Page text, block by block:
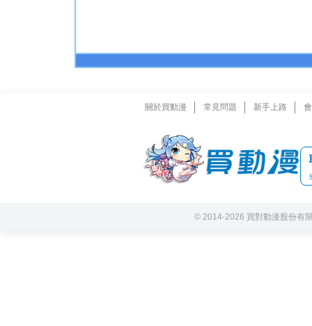
關於買動漫 常見問題 新手上路
© 2014-2026 買對動漫股份有